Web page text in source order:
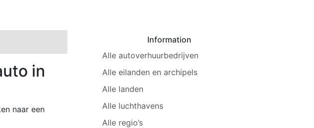
in
naar een
Information
Alle autoverhuurbedrijven
Alle eilanden en archipels
Alle landen
Alle luchthavens
Alle regio’s